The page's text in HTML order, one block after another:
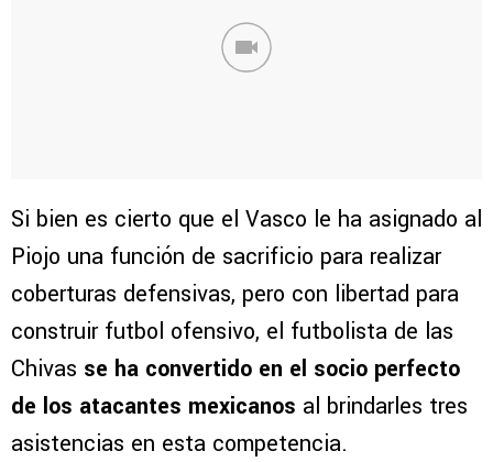
Si bien es cierto que el Vasco le ha asignado al
Piojo una función de sacrificio para realizar
coberturas defensivas, pero con libertad para
construir futbol ofensivo, el futbolista de las
Chivas se ha convertido en el socio perfecto
de los atacantes mexicanos al brindarles tres
asistencias en esta competencia.